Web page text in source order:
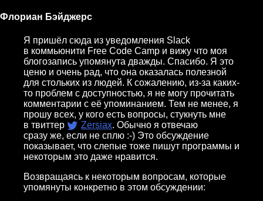
Флориан Бэйджерс
Я пришёл сюда из уведомления Slack
в коммьюнити Free Code Camp и вижу что моя
блогозапись упомянута дважды. Спасибо. Я это
ценю и очень рад, что она оказалась полезной
для стольких из людей. К сожалению, из-за каких-
то проблем с доступностью, я не могу прочитать
комментарии с её упоминанием. Тем не менее, я
прошу всех, у кого есть вопросы, стукнуть мне
в твиттер
Zersiax. Обычно я отвечаю
сразу же, если не сплю :-) Это обсуждение
показывает, что слепые тоже пишут программы и
некоторым это даже нравится.
Возвращаясь к некоторым вопросам, которые
упомянуты конкретно в этом обсуждении: